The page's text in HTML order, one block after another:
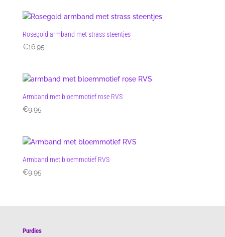
Rosegold armband met strass steentjes
€16.95
Armband met bloemmotief rose RVS
€9.95
Armband met bloemmotief RVS
€9.95
Purdies